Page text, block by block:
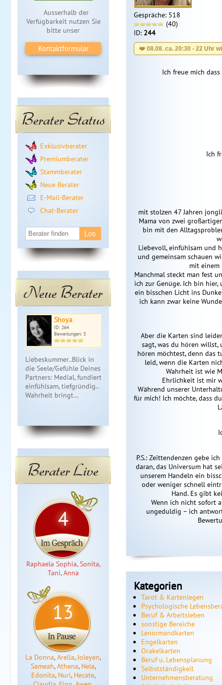
Ausserhalb der
Verfügbarkeit nutzen Sie
bitte unser
Kontaktformular
Berater Status
Exklusivberater
Premiumberater
Stammberater
Neue Berater
E-Mail-Berater
Chat-Berater
Neue Berater
Shoya
ID: 264
Bewertungen: 3
Liebeskummer..Blick in
die Seele/Gefühle Deines
Partners: Medial, fundiert,
einfühlsam, tiefgründig..
Wahrheit bringt…
Bewertungen: 0
Seit 3 Jahren begleite ich
Menschen, Antworten zu
erkennen und neues Licht
ins Leben zu bringen –
Als
stehe ich
aufrichtig
biete mit
jederzeit
Berater Live
4
Raphaela Sophia,Sonita,
Tani,Anna
13
La Donna,Arella,Joleyen,
Sameah,Athena, Nela,
Edonita, Nuri, Hecate,
Gespräche: 518
(40)
ID: 244
❤️ 08.08. ca. 20:30 - 22 Uhr
Ich freue mich
Ich
mit stolzen 47 Jahren
Mama von zwei
bin mit den
Liebevoll, einfühlsam und
und gemeinsam schauen
mit einem
Manchmal steckt man fest
ich zur Genüge. Ich bin
ein bisschen Licht ins
ich kann zwar keine
Aber die Karten sind
sagt, was du hören willst,
hören möchtest, denn das
leid, wenn die Karten
Wahrheit ist wie
Ehrlichkeit ist mir
Während unserer
für mich! Ich möchte, dass
P.S.: Zeittendenzen gebe
daran, das Universum hat
unserem Handeln ein
oder weniger schnell
Hand. Es gibt
Wenn ich nicht sofort
ungeduldig – ich
Kategorien
Tarot & Kartenlegen
Psychologische
Beruf & Arbeitsleben
sonstige Bereiche
Lenormandkarten
Engelkarten
Orakelkarten
Beruf u. Lebensplanung
Selbstständigkeit
Unternehmensberatung